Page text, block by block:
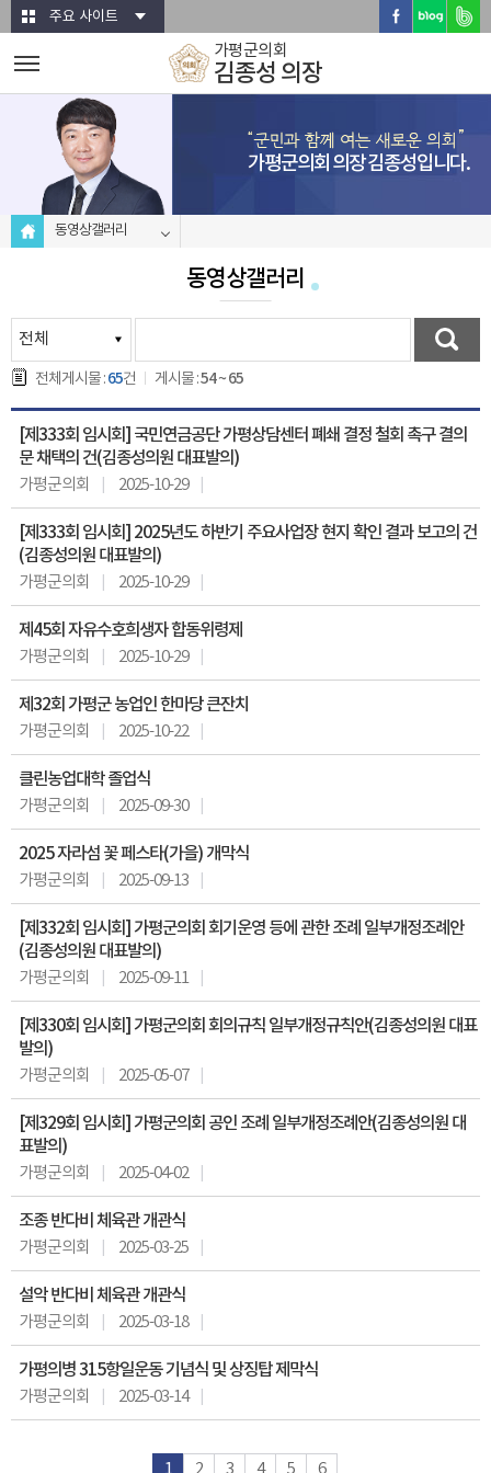
본문바로가기주요 사이트
가평군의회
김종성 의장
가평군의회 의장 김종성입니다.
동영상갤러리
동영상갤러리
전체게시물 :65건 게시물 :54 ~ 65
[제333회 임시회] 국민연금공단 가평상담센터 폐쇄 결정 철회 촉구 결의
문 채택의 건(김종성의원 대표발의)
가평군의회 2025-10-29
[제333회 임시회] 2025년도 하반기 주요사업장 현지 확인 결과 보고의 건
(김종성의원 대표발의)
가평군의회 2025-10-29
제45회 자유수호희생자 합동위령제
가평군의회 2025-10-29
제32회 가평군 농업인 한마당 큰잔치
가평군의회 2025-10-22
클린농업대학 졸업식
가평군의회 2025-09-30
2025 자라섬 꽃 페스타(가을) 개막식
가평군의회 2025-09-13
[제332회 임시회] 가평군의회 회기운영 등에 관한 조례 일부개정조례안
(김종성의원 대표발의)
가평군의회 2025-09-11
[제330회 임시회] 가평군의회 회의규칙 일부개정규칙안(김종성의원 대표
발의)
가평군의회 2025-05-07
[제329회 임시회] 가평군의회 공인 조례 일부개정조례안(김종성의원 대
표발의)
가평군의회 2025-04-02
조종 반다비 체육관 개관식
가평군의회 2025-03-25
설악 반다비 체육관 개관식
가평군의회 2025-03-18
가평의병 315항일운동 기념식 및 상징탑 제막식
가평군의회 2025-03-14
1 2 3 4 5 6